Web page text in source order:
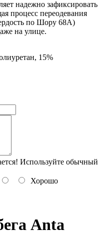
надежно зафиксировать
процесс переодевания
по Шору 68А)
на улице.
, 15%
Используйте обычный
Хорошо
Anta